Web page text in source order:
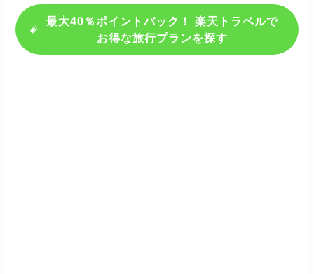
最大40％ポイントバック！ 楽天トラベルで
お得な旅行プランを探す